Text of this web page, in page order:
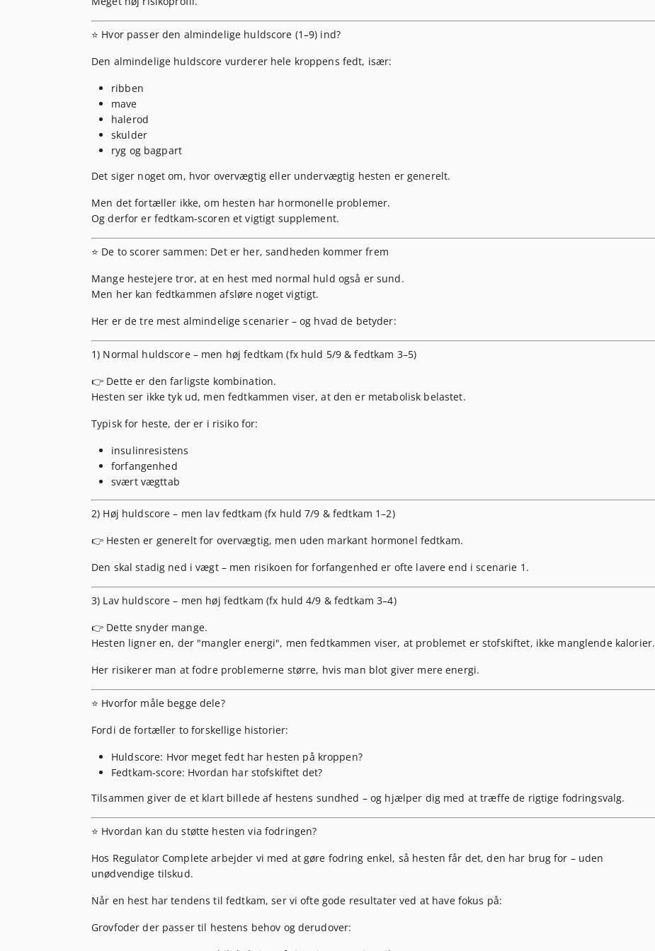
⭐ Hvor passer den almindelige huldscore (1–9) ind?
Den almindelige huldscore vurderer hele kroppens fedt, især:
ribben
mave
halerod
skulder
ryg og bagpart
Det siger noget om, hvor overvægtig eller undervægtig hesten er generelt.
Men det fortæller ikke, om hesten har hormonelle problemer.
Og derfor er fedtkam-scoren et vigtigt supplement.
⭐ De to scorer sammen: Det er her, sandheden kommer frem
Mange hestejere tror, at en hest med normal huld også er sund.
Men her kan fedtkammen afsløre noget vigtigt.
Her er de tre mest almindelige scenarier – og hvad de betyder:
1) Normal huldscore – men høj fedtkam (fx huld 5/9 & fedtkam 3–5)
👉 Dette er den farligste kombination.
Hesten ser ikke tyk ud, men fedtkammen viser, at den er metabolisk belastet.
Typisk for heste, der er i risiko for:
insulinresistens
forfangenhed
svært vægttab
2) Høj huldscore – men lav fedtkam (fx huld 7/9 & fedtkam 1–2)
👉 Hesten er generelt for overvægtig, men uden markant hormonel fedtkam.
Den skal stadig ned i vægt – men risikoen for forfangenhed er ofte lavere end i scenarie 1.
3) Lav huldscore – men høj fedtkam (fx huld 4/9 & fedtkam 3–4)
👉 Dette snyder mange.
Hesten ligner en, der "mangler energi", men fedtkammen viser, at problemet er stofskiftet, ikke manglende kalorier.
Her risikerer man at fodre problemerne større, hvis man blot giver mere energi.
⭐ Hvorfor måle begge dele?
Fordi de fortæller to forskellige historier:
Huldscore: Hvor meget fedt har hesten på kroppen?
Fedtkam-score: Hvordan har stofskiftet det?
Tilsammen giver de et klart billede af hestens sundhed – og hjælper dig med at træffe de rigtige fodringsvalg.
⭐ Hvordan kan du støtte hesten via fodringen?
Hos Regulator Complete arbejder vi med at gøre fodring enkel, så hesten får det, den har brug for – uden
unødvendige tilskud.
Når en hest har tendens til fedtkam, ser vi ofte gode resultater ved at have fokus på:
Grovfoder der passer til hestens behov og derudover: